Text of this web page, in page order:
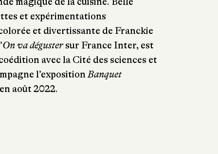
et expérimentations
et divertissante de Franckie
On va dégustersur France Inter, est
avec la Cité des sciences et
l’expositionBanquet
août 2022.